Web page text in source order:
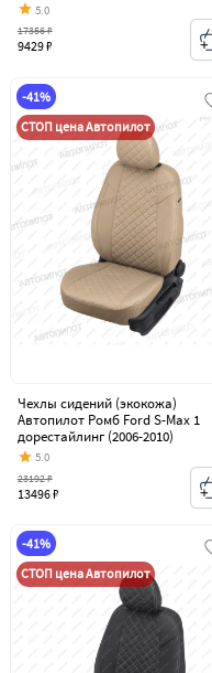
5.0
9429 ₽
17356 ₽
-41%
СТОП цена Автопилот
Чехлы сидений (экокожа)
Автопилот Ромб Ford S-Max 1
дорестайлинг (2006-2010)
5.0
13496 ₽
23192 ₽
-41%
СТОП цена Автопилот